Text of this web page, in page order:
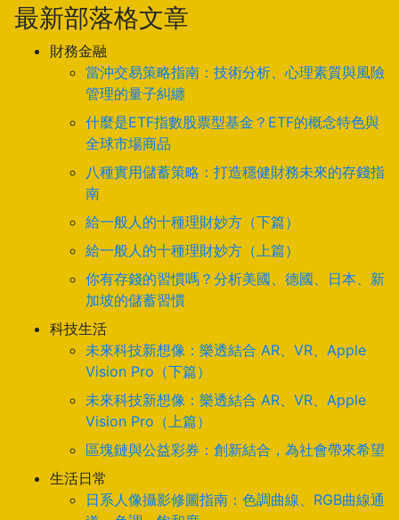
最新部落格文章
財務金融
當沖交易策略指南：技術分析、心理素質與風險
管理的量子糾纏
什麼是ETF指數股票型基金？ETF的概念特色與
全球市場商品
八種實用儲蓄策略：打造穩健財務未來的存錢指
南
給一般人的十種理財妙方（下篇）
給一般人的十種理財妙方（上篇）
你有存錢的習慣嗎？分析美國、德國、日本、新
加坡的儲蓄習慣
科技生活
未來科技新想像：樂透結合 AR、VR、Apple
Vision Pro（下篇）
未來科技新想像：樂透結合 AR、VR、Apple
Vision Pro（上篇）
區塊鏈與公益彩券：創新結合，為社會帶來希望
生活日常
日系人像攝影修圖指南：色調曲線、RGB曲線通